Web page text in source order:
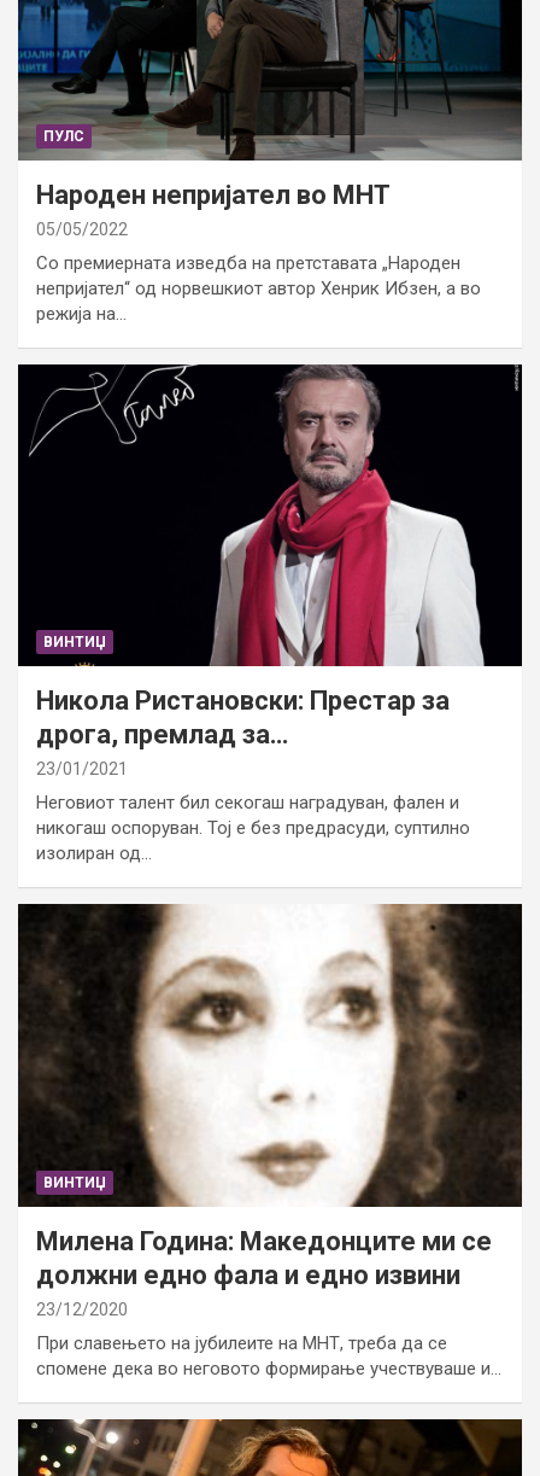
ПУЛС
Народен непријател во МНТ
05/05/2022
Со премиерната изведба на претставата „Народен
непријател“ од норвешкиот автор Хенрик Ибзен, а во
режија на…
ВИНТИЏ
Никола Ристановски: Престар за
дрога, премлад за…
23/01/2021
Неговиот талент бил секогаш наградуван, фален и
никогаш оспоруван. Тој е без предрасуди, суптилно
изолиран од…
ВИНТИЏ
Милена Година: Македонците ми се
должни едно фала и едно извини
23/12/2020
При славењето на јубилеите на МНТ, треба да се
спомене дека во неговото формирање учествуваше и…